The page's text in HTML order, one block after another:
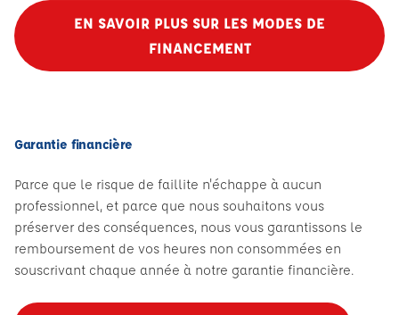
EN SAVOIR PLUS SUR LES MODES DE
FINANCEMENT
Garantie financière
Parce que le risque de faillite n'échappe à aucun
professionnel, et parce que nous souhaitons vous
préserver des conséquences, nous vous garantissons le
remboursement de vos heures non consommées en
souscrivant chaque année à notre garantie financière.